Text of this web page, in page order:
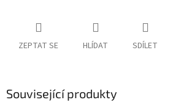
ZEPTAT SE HLÍDAT SDÍLET
Související produkty